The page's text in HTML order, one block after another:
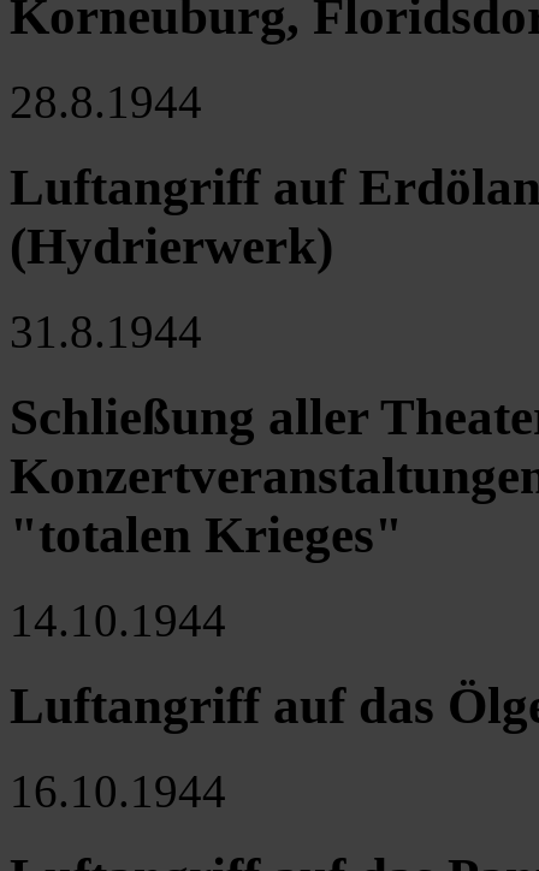
Korneuburg,
28.8.1944
Luftangriff auf
(Hydrierwerk)
31.8.1944
Schließung aller
"totalen Krieges"
14.10.1944
Luftangriff auf das
16.10.1944